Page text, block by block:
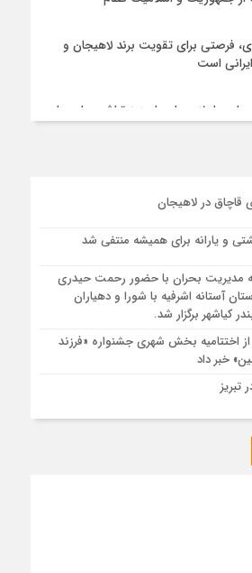
فرصتی برای تقویت برند لاهیجان و
است
از لاهیجان یا هزینه‌تراشی برای چای
پیکر مطهر آقای شهید ایران – مشهد
آقای شهید ایران – مشهد
حاضر در میدان ثورهالعشرین نجف
قاچاق در لاهیجان
و یارانه برای همیشه منتفی شد
مدیریت بحران با حضور رحمت حیدری
آستانه اشرفیه با شورا و دهیاران
کیاشهر برگزار شد.
از اختتامیه بخش شهری جشنواره «فرزند
خبر داد